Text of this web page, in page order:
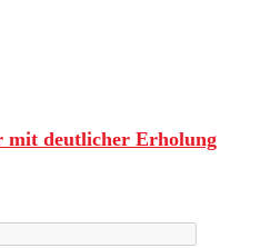
mit deutlicher Erholung